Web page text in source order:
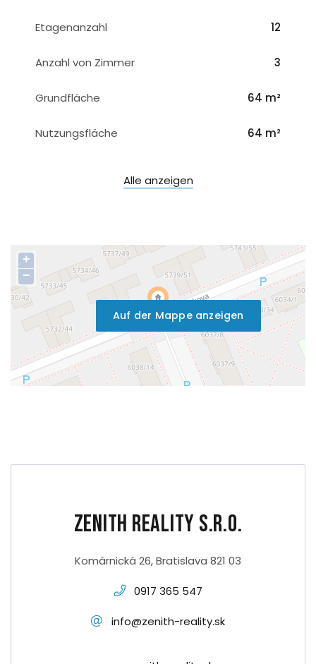
Etagenanzahl 12
Anzahl von Zimmer 3
Grundfläche 64 m²
Nutzungsfläche 64 m²
Alle anzeigen
Auf der Mappe anzeigen
+
−
Zenith Reality s.r.o.
Komárnická 26, Bratislava 821 03
0917 365 547
info@zenith-reality.sk